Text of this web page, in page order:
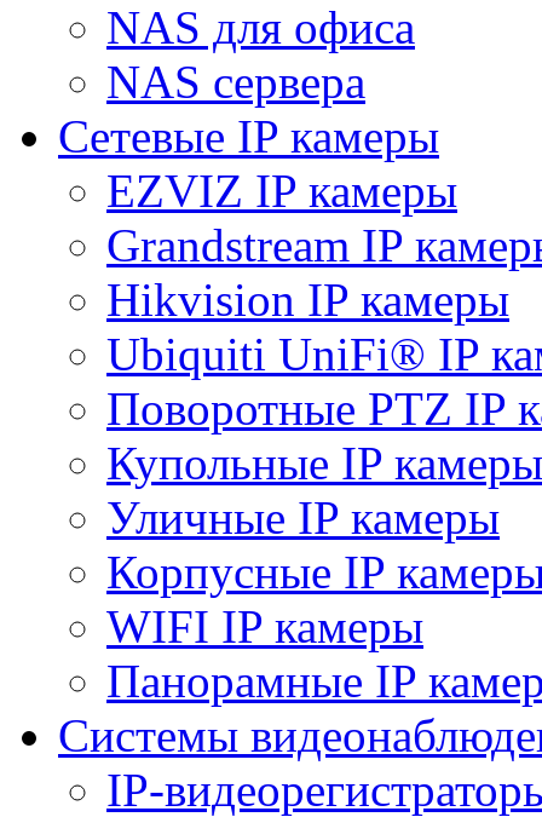
NAS для офиса
NAS сервера
Сетевые IP камеры
EZVIZ IP камеры
Grandstream IP
Hikvision IP камеры
Ubiquiti UniFi® IP
Поворотные PTZ IP
Купольные IP камеры
Уличные IP камеры
Корпусные IP
WIFI IP камеры
Панорамные IP
Системы
IP-